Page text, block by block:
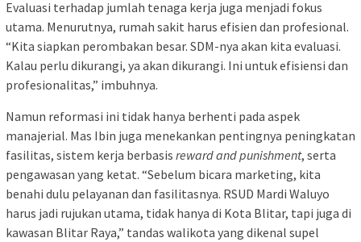
Evaluasi terhadap jumlah tenaga kerja juga menjadi fokus
utama. Menurutnya, rumah sakit harus efisien dan profesional.
“Kita siapkan perombakan besar. SDM-nya akan kita evaluasi.
Kalau perlu dikurangi, ya akan dikurangi. Ini untuk efisiensi dan
profesionalitas,” imbuhnya.
Namun reformasi ini tidak hanya berhenti pada aspek
manajerial. Mas Ibin juga menekankan pentingnya peningkatan
fasilitas, sistem kerja berbasis reward and punishment, serta
pengawasan yang ketat. “Sebelum bicara marketing, kita
benahi dulu pelayanan dan fasilitasnya. RSUD Mardi Waluyo
harus jadi rujukan utama, tidak hanya di Kota Blitar, tapi juga di
kawasan Blitar Raya,” tandas walikota yang dikenal supel